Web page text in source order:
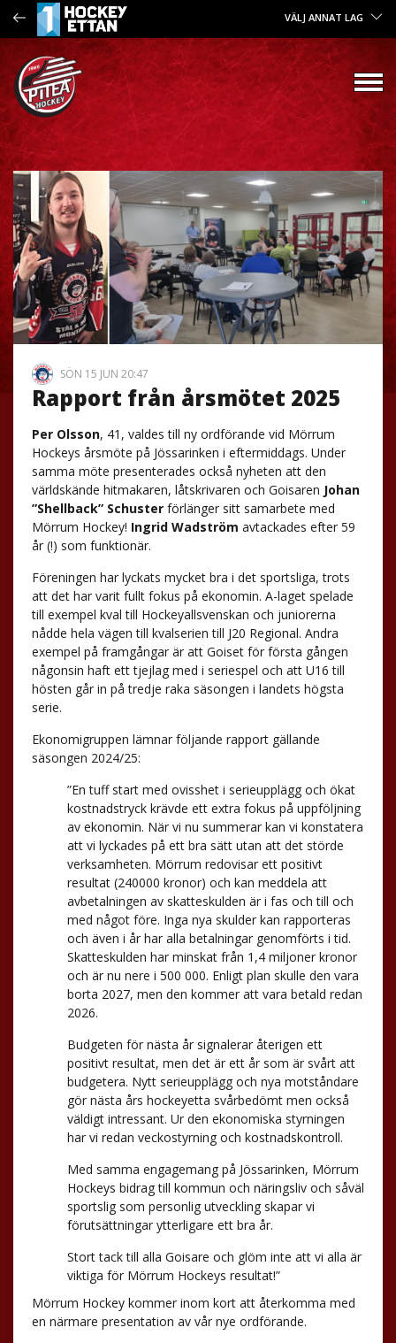
VÄLJ ANNAT LAG
SÖN 15 JUN 20:47
Rapport från årsmötet 2025
Per Olsson, 41, valdes till ny ordförande vid Mörrum
Hockeys årsmöte på Jössarinken i eftermiddags. Under
samma möte presenterades också nyheten att den
världskände hitmakaren, låtskrivaren och Goisaren Johan
”Shellback” Schusterförlänger sitt samarbete med
Mörrum Hockey! Ingrid Wadström avtackades efter 59
år (!) som funktionär.
Föreningen har lyckats mycket bra i det sportsliga, trots
att det har varit fullt fokus på ekonomin. A-laget spelade
till exempel kval till Hockeyallsvenskan och juniorerna
nådde hela vägen till kvalserien till J20 Regional. Andra
exempel på framgångar är att Goiset för första gången
någonsin haft ett tjejlag med i seriespel och att U16 till
hösten går in på tredje raka säsongen i landets högsta
serie.
Ekonomigruppen lämnar följande rapport gällande
säsongen 2024/25:
”En tuff start med ovisshet i serieupplägg och ökat
kostnadstryck krävde ett extra fokus på uppföljning
av ekonomin. När vi nu summerar kan vi konstatera
att vi lyckades på ett bra sätt utan att det störde
verksamheten. Mörrum redovisar ett positivt
resultat (240000 kronor) och kan meddela att
avbetalningen av skatteskulden är i fas och till och
med något före. Inga nya skulder kan rapporteras
och även i år har alla betalningar genomförts i tid.
Skatteskulden har minskat från 1,4 miljoner kronor
och är nu nere i 500 000. Enligt plan skulle den vara
borta 2027, men den kommer att vara betald redan
2026.
Budgeten för nästa år signalerar återigen ett
positivt resultat, men det är ett år som är svårt att
budgetera. Nytt serieupplägg och nya motståndare
gör nästa års hockeyetta svårbedömt men också
väldigt intressant. Ur den ekonomiska styrningen
har vi redan veckostyrning och kostnadskontroll.
Med samma engagemang på Jössarinken, Mörrum
Hockeys bidrag till kommun och näringsliv och såväl
sportslig som personlig utveckling skapar vi
förutsättningar ytterligare ett bra år.
Stort tack till alla Goisare och glöm inte att vi alla är
viktiga för Mörrum Hockeys resultat!”
Mörrum Hockey kommer inom kort att återkomma med
en närmare presentation av vår nye ordförande.